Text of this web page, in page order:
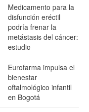
Medicamento para la
disfunción eréctil
podría frenar la
metástasis del cáncer:
estudio
Eurofarma impulsa el
bienestar
oftalmológico infantil
en Bogotá